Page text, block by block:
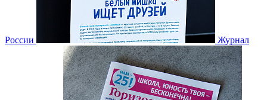
России Журнал